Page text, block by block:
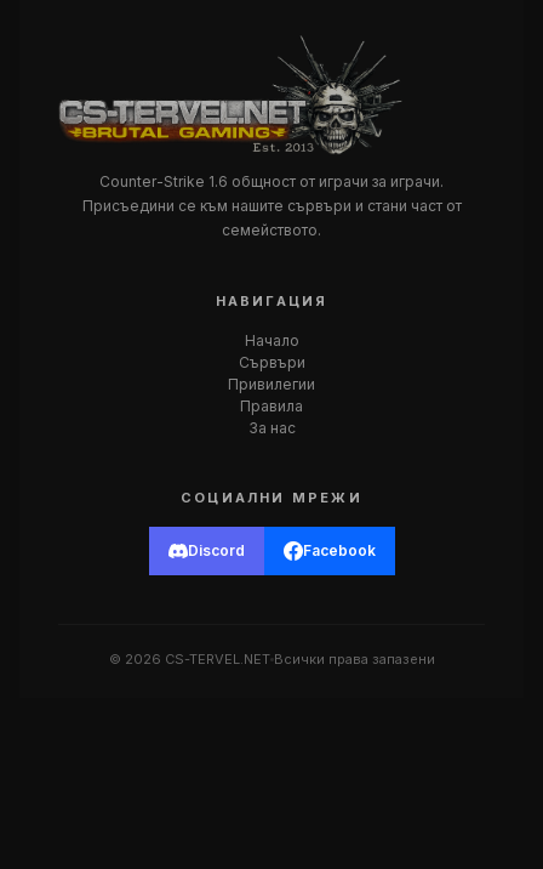
Counter-Strike 1.6 общност от играчи за играчи.
Присъедини се към нашите сървъри и стани част от
семейството.
НАВИГАЦИЯ
Начало
Сървъри
Привилегии
Правила
За нас
СОЦИАЛНИ МРЕЖИ
Discord Facebook
© 2026 CS-TERVEL.NET Всички права запазени